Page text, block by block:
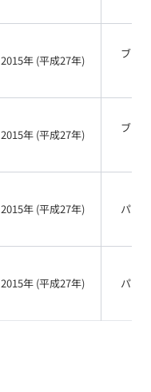
2015年 (平成27年)
ブラ
2015年 (平成27年)
ブラ
2015年 (平成27年) パール
2015年 (平成27年) パール